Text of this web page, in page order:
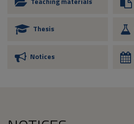
Thesis
Notices